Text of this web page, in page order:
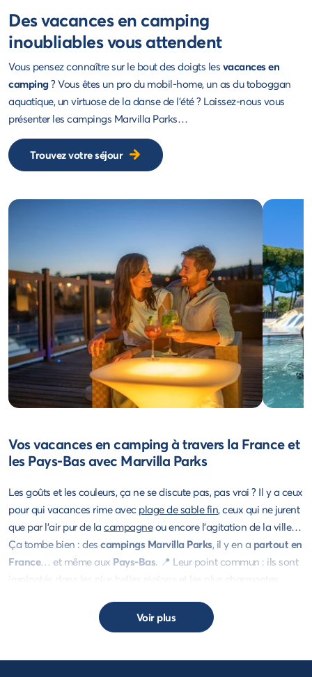
Des vacances en camping
inoubliables vous attendent
Vous pensez connaître sur le bout des doigts les vacances en
camping? Vous êtes un pro du mobil-home, un as du toboggan
aquatique, un virtuose de la danse de l'été ? Laissez-nous vous
présenter les campings Marvilla Parks…
Trouvez votre séjour
Vos vacances en camping à travers la France et
les Pays-Bas avec Marvilla Parks
Les goûts et les couleurs, ça ne se discute pas, pas vrai ? Il y a ceux
pour qui vacances rime avec plage de sable fin, ceux qui ne jurent
que par l'air pur de la campagneou encore l'agitation de la ville…
Ça tombe bien : des campings Marvilla Parks, il y en a partout en
France… et même aux Pays-Bas. 📍 Leur point commun : ils sont
implantés dans les plus belles régions et les plus charmantes
bronzette sur la plage ou sieste bercé par le chant des cigales : il y
a un camping Marvilla Parks qui vous attend ! #TropDeChoix
Marvilla Parks : des séjours en camping
Voir plus